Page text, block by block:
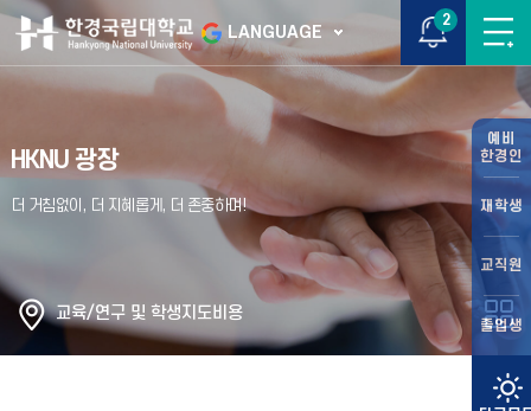
LANGUAGE
2
예비
한경인
재학생
교직원
졸업생
HKNU 광장
교육/연구 및 학생지도비용